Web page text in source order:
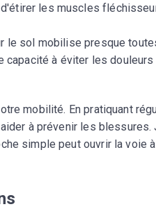
les muscles
le sol mobilise presque
à éviter les douleurs
mobilité. En pratiquant
à prévenir les
simple peut ouvrir la voie
envoyer votre
personnalisées.
désabonnement
exercer vos droits,